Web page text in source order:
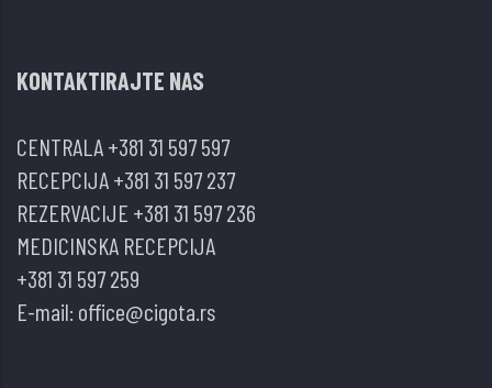
gojaznošću
pacijentkinje
sa
Grejvsovom
hipertireozom
KONTAKTIRAJTE NAS
CENTRALA+381 31 597 597
RECEPCIJA+381 31 597 237
REZERVACIJE +381 31 597 236
MEDICINSKA RECEPCIJA
+381 31 597 259
E-mail: office@cigota.rs